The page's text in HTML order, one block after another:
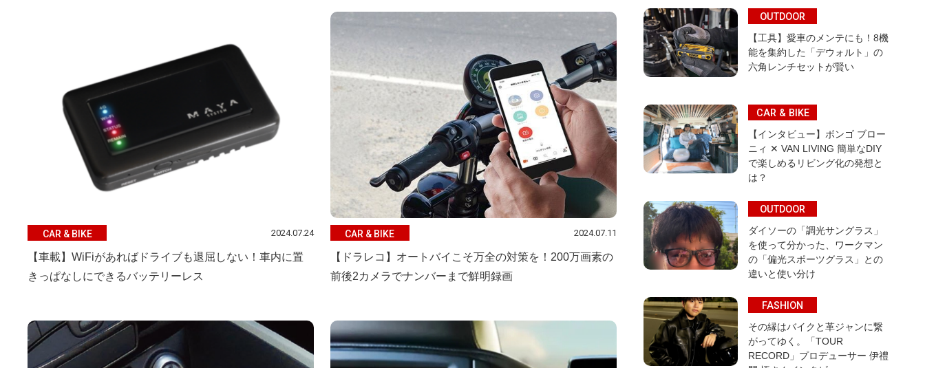
CAR & BIKE 2024.07.24
【車載】WiFiがあればドライブも退屈しない！車内に置
きっぱなしにできるバッテリーレス
CAR & BIKE 2024.07.11
【ドラレコ】オートバイこそ万全の対策を！200万画素の
前後2カメラでナンバーまで鮮明録画
OUTDOOR
【工具】愛車のメンテにも！8機
能を集約した「デウォルト」の
六角レンチセットが賢い
CAR & BIKE
【インタビュー】ボンゴ ブロー
ニィ ✕ VAN LIVING 簡単なDIY
で楽しめるリビング化の発想と
は？
OUTDOOR
ダイソーの「調光サングラス」
を使って分かった、ワークマン
の「偏光スポーツグラス」との
違いと使い分け
FASHION
その縁はバイクと革ジャンに繋
がってゆく。「TOUR
RECORD」プロデューサー 伊禮